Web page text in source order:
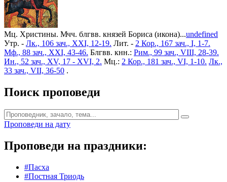
Мц. Христины. Мчч. блгвв. князей Бориса (икона)...undefined
Утр. - Лк., 106 зач., XXI, 12-19. Лит. - 2 Кор., 167 зач., I, 1-7.
Мф., 88 зач., XXI, 43-46. Блгвв. кнн.: Рим., 99 зач., VIII, 28-39.
Ин., 52 зач., XV, 17 - XVI, 2. Мц.: 2 Кор., 181 зач., VI, 1-10. Лк.,
33 зач., VII, 36-50 .
Поиск проповеди
Проповеди на дату
Проповеди на праздники:
#Пасха
#Постная Триодь